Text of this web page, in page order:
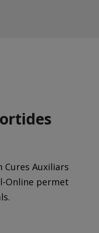
Cures Auxiliars
Online permet